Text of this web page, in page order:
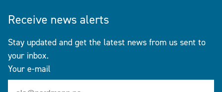
Receive news alerts
Stay updated and get the latest news from us sent to
your inbox.
Your e-mail